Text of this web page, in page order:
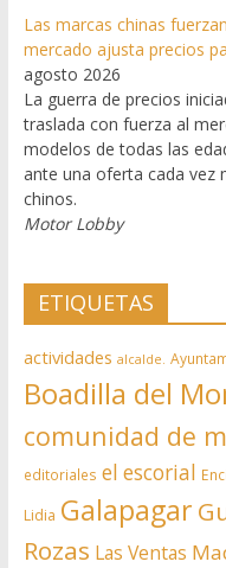
Las marcas chinas
mercado ajusta precios
agosto 2026
La guerra de precios
traslada con fuerza al
modelos de todas las
ante una oferta cada vez
chinos.
Motor Lobby
ETIQUETAS
actividades alcalde.
Boadilla del
comunidad de
editoriales el escorial
Lidia Galapagar
Rozas Las Ventas